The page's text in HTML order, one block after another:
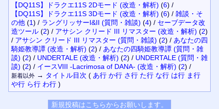
【DQ11S】ドラクエ11S 2Dモード (改造・解析) (6) /
【DQ11S】ドラクエ11S 3Dモード (改造・解析) (6) / 雑談・そ
の他 (1) / ラングリッサーI&II (質問・雑談) (4) / セーブデータ改
造ツール (2) / アサシン クリード III リマスター (改造・解析) (2)
/ アサシン クリード III リマスター (質問・雑談) (2) / あなたの四
騎姫教導譚 (改造・解析) (2) / あなたの四騎姫教導譚 (質問・雑
談) (2) / UNDERTALE (改造・解析) (2) / UNDERTALE (質問・雑
談) (2) / イースVIII -Lacrimosa of DANA- (改造・解析) (2) /
新着以外 → タイトル目次 ( あ行 か行 さ行 た行 な行 は行 ま行
や行 ら行 わ行 )